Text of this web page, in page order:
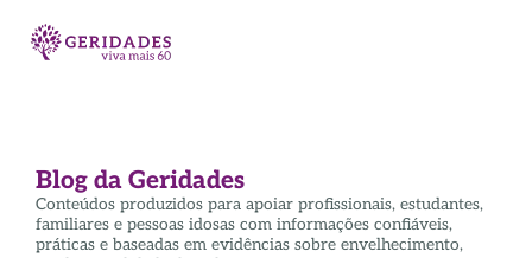
Blog da Geridades
Conteúdos produzidos para apoiar profissionais, estudantes,
familiares e pessoas idosas com informações confiáveis,
práticas e baseadas em evidências sobre envelhecimento,